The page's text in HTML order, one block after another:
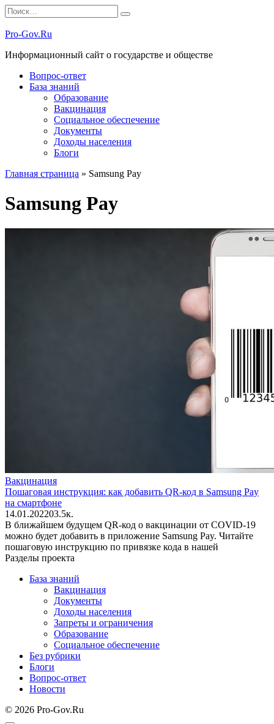
Перейти
к
содержанию
Search
for:
Pro-Gov.Ru
Информационный сайт о государстве и обществе
Вопрос-ответ
База знаний
Образование
Вакцинация
Социальное обеспечение
Документы
Доходы населения
Блоги
Главная страница » Samsung Pay
Samsung Pay
Вакцинация
Пошаговая инструкция: как добавить QR-код в Samsung Pay
на смартфоне
14.01.202203.5к.
В ближайшем будущем QR-код о вакцинации от COVID-19
можно будет добавить в приложение Samsung Pay. Читайте
пошаговую инструкцию по привязке кода в нашей
Разделы проекта
База знаний
Вакцинация
Документы
Доходы населения
Запреты и ограничения
Образование
Социальное обеспечение
Без рубрики
Блоги
Вопрос-ответ
Новости
© 2026 Pro-Gov.Ru